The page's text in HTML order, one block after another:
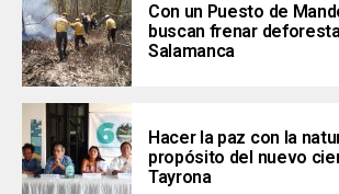
Con un Puesto de
buscan frenar
Salamanca
Hacer la paz con la
propósito del nuevo
Tayrona